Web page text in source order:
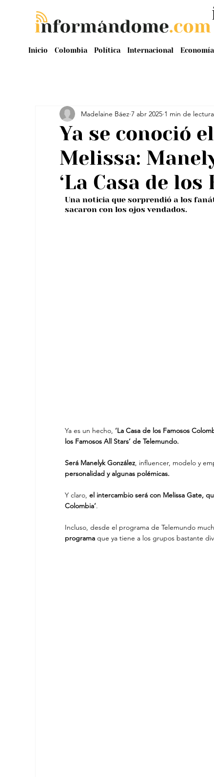
Inicio Colombia Política Internacional Economía
Ya se conoció
Melissa:
‘La Casa de
Madelaine Báez 7 abr 2025 1 min de lectura
Una noticia que sorprendió a los
sacaron con los ojos vendados.
Ya es un hecho, ‘La Casa de los Famosos
los Famosos All Stars’ de Telemundo.
Será Manelyk González, influencer, modelo y
personalidad y algunas polémicas.
Y claro, el intercambio será con Melissa Gate,
Colombia’.
Incluso, desde el programa de Telemundo
programa que ya tiene a los grupos bastante